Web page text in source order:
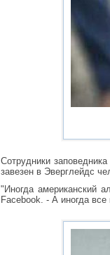
Сотрудники
завезен в Эверглейдс
"Иногда американский
Facebook. - А иногда